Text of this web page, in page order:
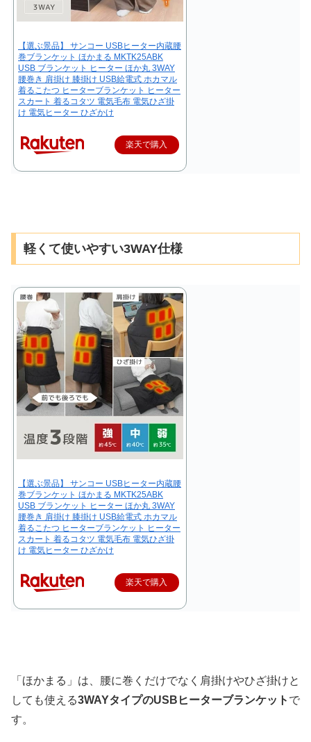
【選ぶ景品】 サンコー USBヒーター内蔵腰
巻ブランケット ほかまる MKTK25ABK
USB ブランケット ヒーター ほか丸 3WAY
腰巻き 肩掛け 膝掛け USB給電式 ホカマル
着るこたつ ヒーターブランケット ヒーター
スカート 着るコタツ 電気毛布 電気ひざ掛
け 電気ヒーター ひざかけ
楽天で購入
軽くて使いやすい3WAY仕様
【選ぶ景品】 サンコー USBヒーター内蔵腰
巻ブランケット ほかまる MKTK25ABK
USB ブランケット ヒーター ほか丸 3WAY
腰巻き 肩掛け 膝掛け USB給電式 ホカマル
着るこたつ ヒーターブランケット ヒーター
スカート 着るコタツ 電気毛布 電気ひざ掛
け 電気ヒーター ひざかけ
楽天で購入
「ほかまる」は、腰に巻くだけでなく肩掛けやひざ掛けと
しても使える3WAYタイプのUSBヒーターブランケット で
す。